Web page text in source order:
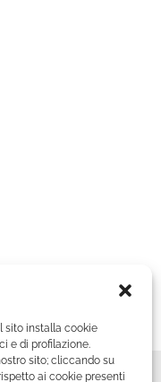
sito installa cookie
e di profilazione.
sito; cliccando su
ai cookie presenti